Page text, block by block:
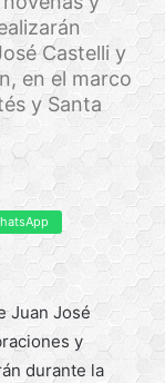
Castelli y
en el marco
y Santa
Juan José
y
durante la